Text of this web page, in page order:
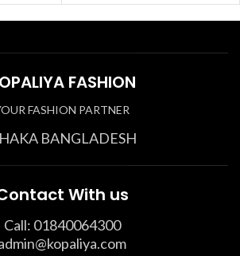
FASHION
FASHION PARTNER
BANGLADESH
With us
Call: 01840064300